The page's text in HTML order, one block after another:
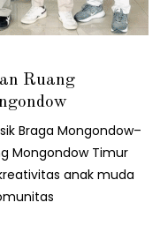
Ruang
Braga Mongondow–
Mongondow Timur
anak muda